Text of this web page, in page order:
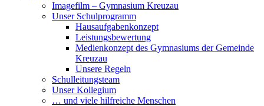
Imagefilm – Gymnasium Kreuzau
Unser Schulprogramm
Hausaufgabenkonzept
Leistungsbewertung
Medienkonzept des Gymnasiums der Gemeinde
Kreuzau
Unsere Regeln
Schulleitungsteam
Unser Kollegium
… und viele hilfreiche Menschen